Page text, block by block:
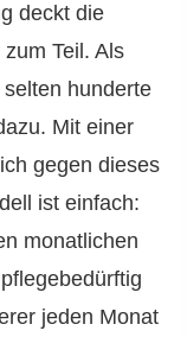
deckt die
Teil. Als
hunderte
Mit einer
gegen dieses
ist einfach:
monatlichen
jeden Monat